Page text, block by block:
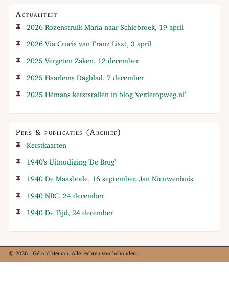
Actualiteit
2026 Rozenstruik-Maria naar Schiebroek, 19 april
2026 Via Crucis van Franz Liszt, 3 april
2025 Vergeten Zaken, 12 december
2025 Haarlems Dagblad, 7 december
2025 Hémans kerststallen in blog 'verderopweg.nl'
Pers & publicaties (Archief)
Kerstkaarten
1940's Uitnodiging 'De Brug'
1940 De Maasbode, 16 september, Jan Nieuwenhuis
1940 NRC, 24 december
1940 De Tijd, 24 december
© 2026 - Gérard Héman. Alle rechten voorbehouden.